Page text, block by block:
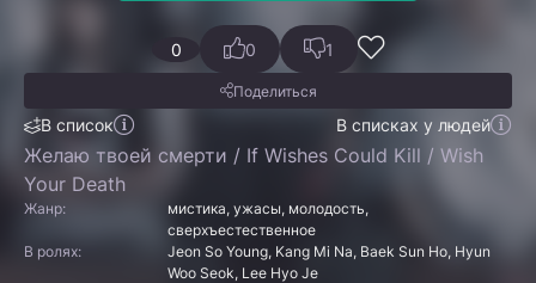
0
В список В списках у людей
0 1
Поделиться
Желаю твоей смерти / If Wishes Could Kill / Wish
Your Death
Жанр:
мистика, ужасы, молодость,
сверхъестественное
В ролях:
Jeon So Young, Kang Mi Na, Baek Sun Ho, Hyun
Woo Seok, Lee Hyo Je